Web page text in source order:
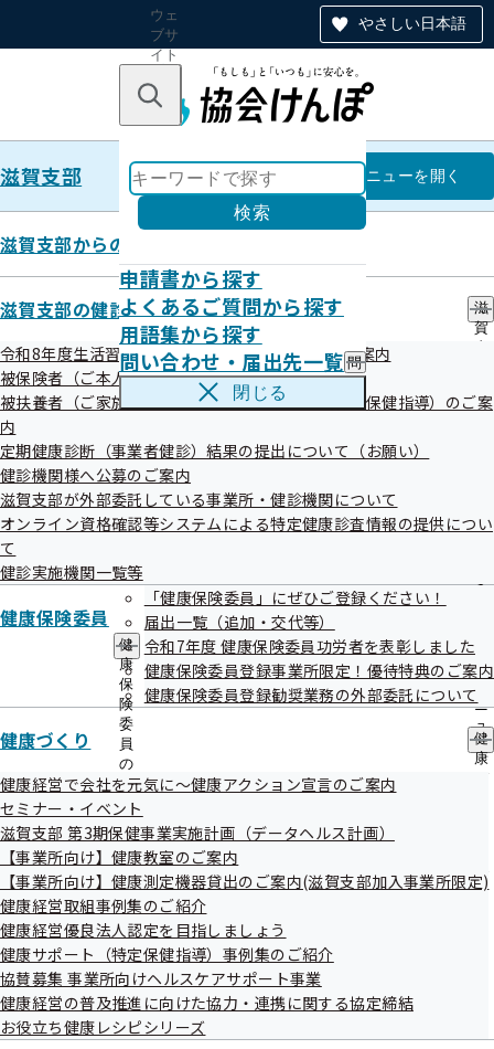
やさしい日本語
ウェ
ブサ
イト
のナ
ン
キーワードで探す
検索
申請書から探す
よくあるご質問から探す
用語集から探す
問い合わせ・届出先一覧 問
い
せ
・
出
先
の
サ
メ
ニ
ュ
ー
閉じる
滋賀支部 滋賀支部
メニューを開く
滋賀支部からのお知らせ
滋賀支部の健診・保健指導のご案内
滋
賀
健
導
案
サ
ブ
ニ
ュ
ー
令和8年度生活習慣病予防健診・特定健康診査のご案内
被保険者（ご本人）様の健診・保健指導のご案内
被扶養者（ご家族）様の健診・健康サポート（特定保健指導）のご案
内
定期健康診断（事業者健診）結果の提出について（お願い）
健診機関様へ公募のご案内
滋賀支部が外部委託している事業所・健診機関について
オンライン資格確認等システムによる特定健康診査情報の提供につい
て
健診実施機関一覧等
健康保険委員
健
康
保
険
委
員
の
サ
ブ
メ
ニ
ュ
ー
「健康保険委員」にぜひご登録ください！
届出一覧（追加・交代等）
令和7年度 健康保険委員功労者を表彰しました
健康保険委員登録事業所限定！優待特典のご案内
健康保険委員登録勧奨業務の外部委託について
健康づくり
健
康
ブ
健康経営で会社を元気に～健康アクション宣言のご案内
セミナー・イベント
滋賀支部 第3期保健事業実施計画（データヘルス計画）
【事業所向け】健康教室のご案内
【事業所向け】健康測定機器貸出のご案内(滋賀支部加入事業所限定)
健康経営取組事例集のご紹介
健康経営優良法人認定を目指しましょう
健康サポート（特定保健指導）事例集のご紹介
協賛募集 事業所向けヘルスケアサポート事業
健康経営の普及推進に向けた協力・連携に関する協定締結
お役立ち健康レシピシリーズ
滋賀支部
特定健診実施機関一覧（ご家族さ
ま）
絞り込みメニュー
検索結果549件
1件 - 20件表示1件から20件目を表示しています
〇＝対応可 ×＝対応不可
健診実施機関情報
独立行政法人地域医療機能推進機構滋賀病
院
住所 大津市富士見台16-1
電話番号 077-537-3101
ちら
大津市
大津赤十字病院
住所 大津市長等1-1-35
電話番号
077-522-5165